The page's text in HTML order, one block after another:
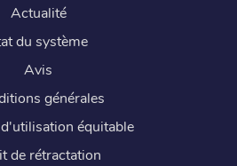
Actualité
du système
Avis
générales
équitable
de rétractation